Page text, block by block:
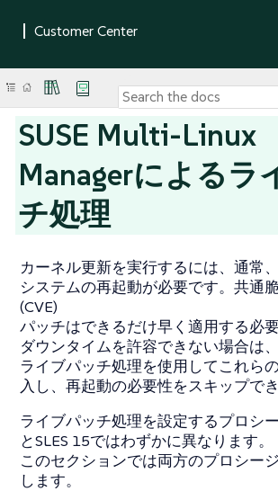
SUSE Multi-Linux
Managerによるラ
チ処理
カーネル更新を実行するには、通常、
システムの再起動が必要です。共通
(CVE)
パッチはできるだけ早く適用する必
ダウンタイムを許容できない場合は、
ライブパッチ処理を使用してこれら
入し、再起動の必要性をスキップでき
ライブパッチ処理を設定するプロシ
とSLES 15ではわずかに異なります。
このセクションでは両方のプロシー
します。